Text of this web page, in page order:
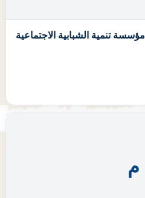
مؤسسة تنمية الشبابية الاجتماعية
م